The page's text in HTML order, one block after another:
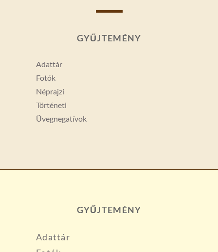
GYŰJTEMÉNY
Adattár
Fotók
Néprajzi
Történeti
Üvegnegatívok
GYŰJTEMÉNY
Adattár